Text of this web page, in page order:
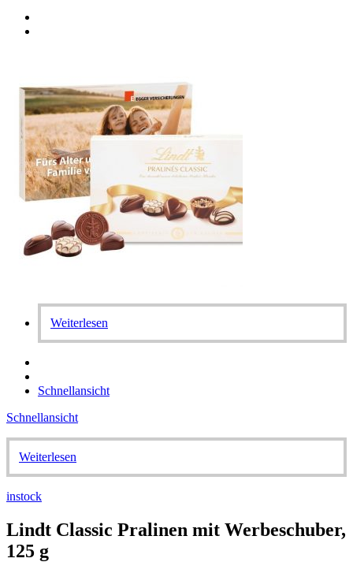
Weiterlesen
Schnellansicht
Schnellansicht
Weiterlesen
instock
Lindt Classic Pralinen mit Werbeschuber,
125 g